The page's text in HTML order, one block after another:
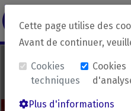
revirada Langue
Cette page utilise des
Avant de continuer,
Cookies
techniques
Cookies
Plus d'informations